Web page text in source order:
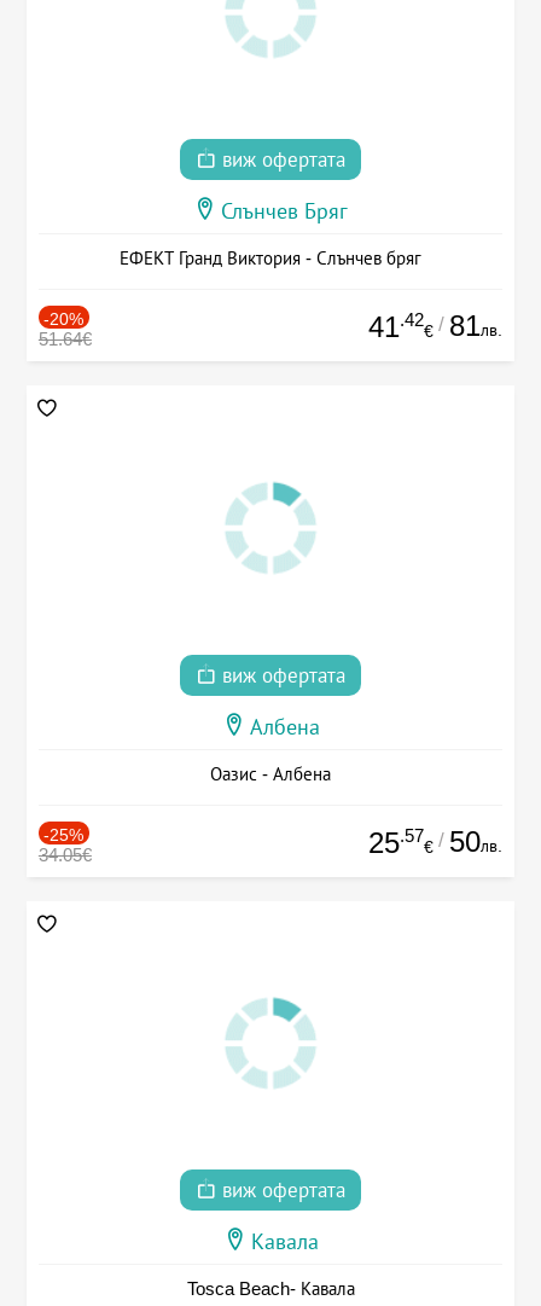
виж офертата
Слънчев Бряг
ЕФЕКТ Гранд Виктория - Слънчев бряг
-20%
51.64€ 41.42
€ / 81лв.
виж офертата
Албена
Оазис - Албена
-25%
34.05€ 25.57
€ / 50лв.
виж офертата
Кавала
Tosca Beach- Кавала